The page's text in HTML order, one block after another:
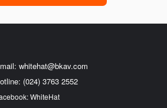
whitehat@bkav.com
(024) 3763 2552
WhiteHat